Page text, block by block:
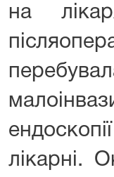
на
лікарні.